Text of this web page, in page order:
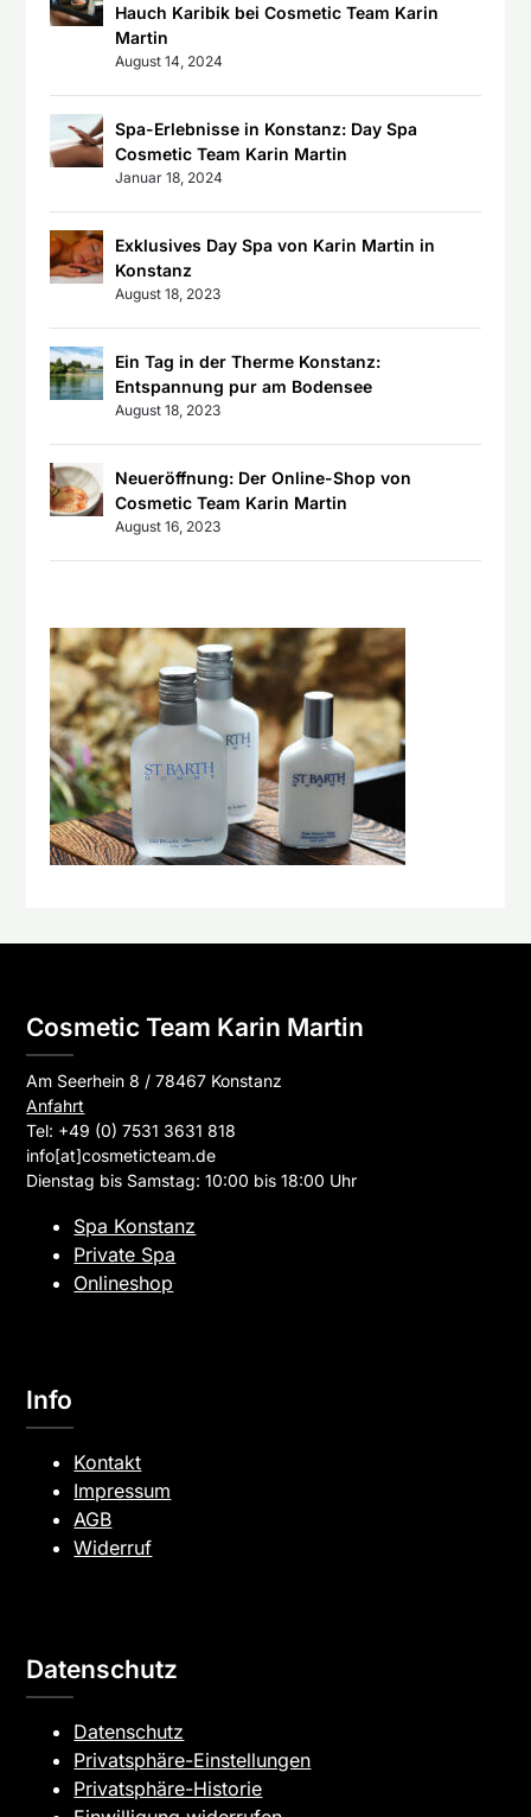
Hauch Karibik bei Cosmetic Team Karin
Martin
August 14, 2024
Spa-Erlebnisse in Konstanz: Day Spa
Cosmetic Team Karin Martin
Januar 18, 2024
Exklusives Day Spa von Karin Martin in
Konstanz
August 18, 2023
Ein Tag in der Therme Konstanz:
Entspannung pur am Bodensee
August 18, 2023
Neueröffnung: Der Online-Shop von
Cosmetic Team Karin Martin
August 16, 2023
Cosmetic Team Karin Martin
Am Seerhein 8 / 78467 Konstanz
Anfahrt
Tel: +49 (0) 7531 3631 818
info[at]cosmeticteam.de
Dienstag bis Samstag: 10:00 bis 18:00 Uhr
Spa Konstanz
Private Spa
Onlineshop
Info
Kontakt
Impressum
AGB
Widerruf
Datenschutz
Datenschutz
Privatsphäre-Einstellungen
Privatsphäre-Historie